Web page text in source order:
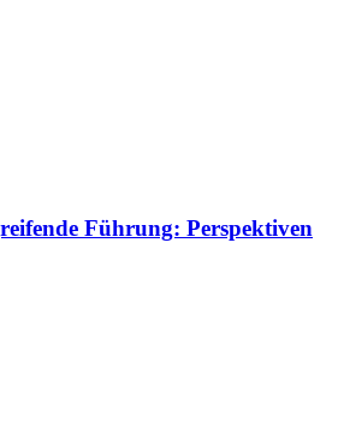
Führung: Perspektiven